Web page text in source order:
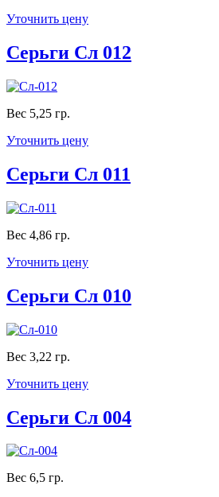
Уточнить цену
Серьги Сл 012
Вес 5,25 гр.
Уточнить цену
Серьги Сл 011
Вес 4,86 гр.
Уточнить цену
Серьги Сл 010
Вес 3,22 гр.
Уточнить цену
Серьги Сл 004
Вес 6,5 гр.